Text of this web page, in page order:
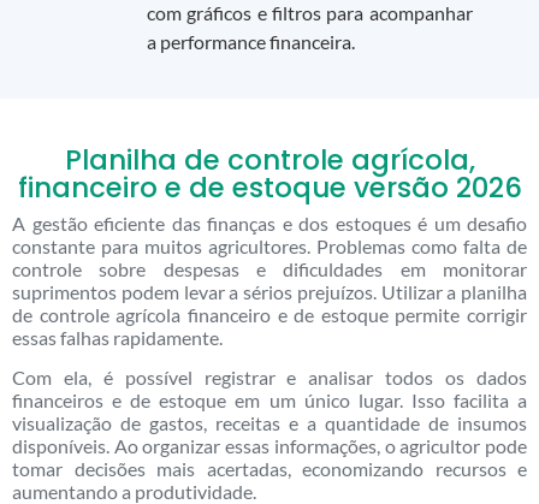
com gráficos e filtros para acompanhar
a performance financeira.
Planilha de controle agrícola,
financeiro e de estoque versão 2026
A gestão eficiente das finanças e dos estoques é um desafio
constante para muitos agricultores. Problemas como falta de
controle sobre despesas e dificuldades em monitorar
suprimentos podem levar a sérios prejuízos. Utilizar a planilha
de controle agrícola financeiro e de estoque permite corrigir
essas falhas rapidamente.
Com ela, é possível registrar e analisar todos os dados
financeiros e de estoque em um único lugar. Isso facilita a
visualização de gastos, receitas e a quantidade de insumos
disponíveis. Ao organizar essas informações, o agricultor pode
tomar decisões mais acertadas, economizando recursos e
aumentando a produtividade.